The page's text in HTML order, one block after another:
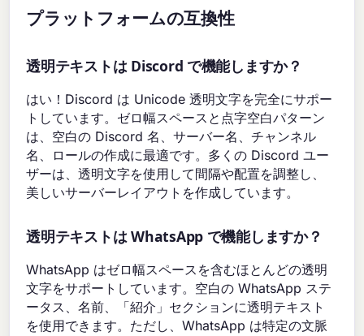
プラットフォームの互換性
透明テキストは Discord で機能しますか？
はい！Discord は Unicode 透明文字を完全にサポー
トしています。ゼロ幅スペースと点字空白パターン
は、空白の Discord 名、サーバー名、チャンネル
名、ロールの作成に最適です。多くの Discord ユー
ザーは、透明文字を使用して間隔や配置を調整し、
美しいサーバーレイアウトを作成しています。
透明テキストは WhatsApp で機能しますか？
WhatsApp はゼロ幅スペースを含むほとんどの透明
文字をサポートしています。空白の WhatsApp ステ
ータス、名前、「紹介」セクションに透明テキスト
を使用できます。ただし、WhatsApp は特定の文脈